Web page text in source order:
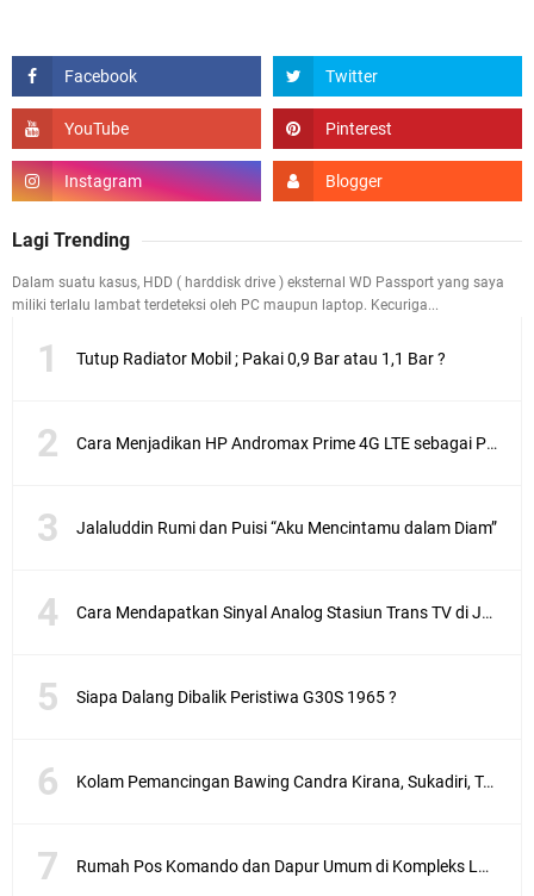
Lagi Trending
Dalam suatu kasus, HDD ( harddisk drive ) eksternal WD Passport yang saya
miliki terlalu lambat terdeteksi oleh PC maupun laptop. Kecuriga...
Tutup Radiator Mobil ; Pakai 0,9 Bar atau 1,1 Bar ?
Cara Menjadikan HP Andromax Prime 4G LTE sebagai Perangkat Wifi Hotspot
Jalaluddin Rumi dan Puisi “Aku Mencintamu dalam Diam”
Cara Mendapatkan Sinyal Analog Stasiun Trans TV di Jakarta
Siapa Dalang Dibalik Peristiwa G30S 1965 ?
Kolam Pemancingan Bawing Candra Kirana, Sukadiri, Tangerang
Rumah Pos Komando dan Dapur Umum di Kompleks Lubang Buaya Jakarta